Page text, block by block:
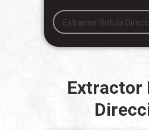
Extractor Rotula
Extractor